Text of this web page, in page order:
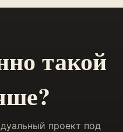
такой
проект под